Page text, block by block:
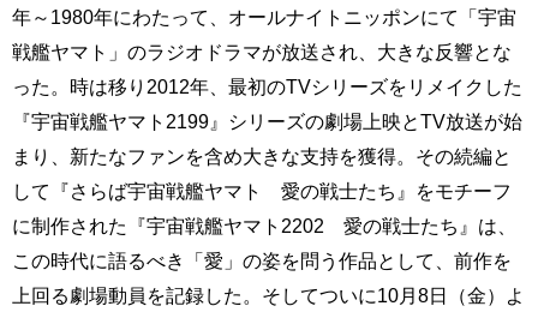
年～1980年にわたって、オールナイトニッポンにて「宇宙
戦艦ヤマト」のラジオドラマが放送され、大きな反響とな
った。時は移り2012年、最初のTVシリーズをリメイクした
『宇宙戦艦ヤマト2199』シリーズの劇場上映とTV放送が始
まり、新たなファンを含め大きな支持を獲得。その続編と
して『さらば宇宙戦艦ヤマト 愛の戦士たち』をモチーフ
に制作された『宇宙戦艦ヤマト2202 愛の戦士たち』は、
この時代に語るべき「愛」の姿を問う作品として、前作を
上回る劇場動員を記録した。そしてついに10月8日（金）よ